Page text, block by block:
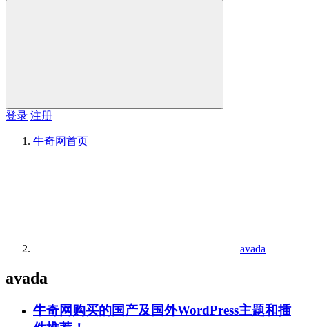
登录 注册
牛奇网首页
avada
avada
牛奇网购买的国产及国外WordPress主题和插